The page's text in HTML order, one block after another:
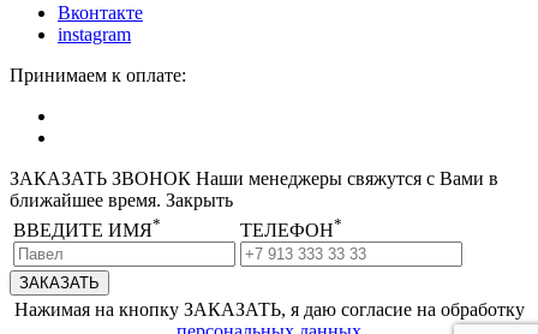
Вконтакте
instagram
Принимаем к оплате:
ЗАКАЗАТЬ ЗВОНОК Наши менеджеры свяжутся с Вами в
ближайшее время. Закрыть
ВВЕДИТЕ ИМЯ* ТЕЛЕФОН*
Нажимая на кнопку ЗАКАЗАТЬ, я даю согласие на обработку